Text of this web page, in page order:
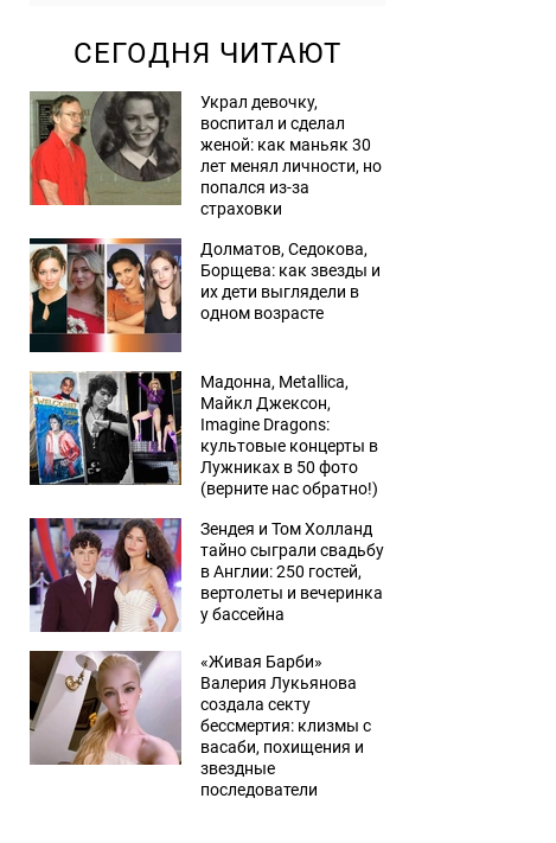
СЕГОДНЯ ЧИТАЮТ
Украл девочку,
воспитал и сделал
женой: как маньяк 30
лет менял личности, но
попался из-за
страховки
Долматов, Седокова,
Борщева: как звезды и
их дети выглядели в
одном возрасте
Мадонна, Metallica,
Майкл Джексон,
Imagine Dragons:
культовые концерты в
Лужниках в 50 фото
(верните нас обратно!)
Зендея и Том Холланд
тайно сыграли свадьбу
в Англии: 250 гостей,
вертолеты и вечеринка
у бассейна
«Живая Барби»
Валерия Лукьянова
создала секту
бессмертия: клизмы с
васаби, похищения и
звездные
последователи